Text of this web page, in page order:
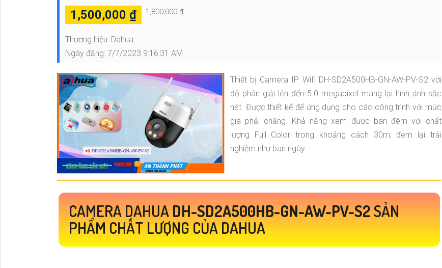
1,500,000 ₫ 1,800,000 ₫
Thương hiệu: Dahua
Ngày đăng: 7/7/2023 9:16:31 AM
Thiết bị Camera IP Wifi DH-SD2A500HB-GN-AW-PV-S2 với
độ phân giải lên đến 5.0 megapixel mang lại hình ảnh sắc
nét. Được thiết kế để ứng dụng cho các công trình với mức
giá phải chăng. Khả năng xem được ban đêm với chất
lượng Full Color trong khoảng cách 30m, đem lại trải
nghiệm như ban ngày
CAMERA DAHUADH-SD2A500HB-GN-AW-PV-S2SẢN
PHẨM CHẤT LƯỢNG CỦA DAHUA